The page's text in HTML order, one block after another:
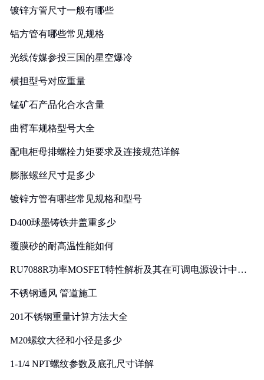
镀锌方管尺寸一般有哪些
铝方管有哪些常见规格
光线传媒参投三国的星空爆冷
横担型号对应重量
锰矿石产品化合水含量
曲臂车规格型号大全
配电柜母排螺栓力矩要求及连接规范详解
膨胀螺丝尺寸是多少
镀锌方管有哪些常见规格和型号
D400球墨铸铁井盖重多少
覆膜砂的耐高温性能如何
RU7088R功率MOSFET特性解析及其在可调电源设计中的
不锈钢通风 管道施工
201不锈钢重量计算方法大全
M20螺纹大径和小径是多少
1-1/4 NPT螺纹参数及底孔尺寸详解